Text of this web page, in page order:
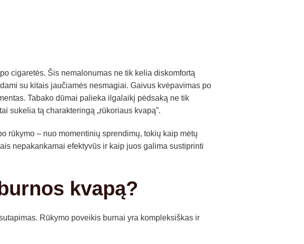
cigaretės. Šis nemalonumas ne tik kelia diskomfortą
su kitais jaučiamės nesmagiai. Gaivus kvėpavimas po
Tabako dūmai palieka ilgalaikį pėdsaką ne tik
sukelia tą charakteringą „rūkoriaus kvapą”.
rūkymo – nuo momentinių sprendimų, tokių kaip mėtų
nepakankamai efektyvūs ir kaip juos galima sustiprinti
kvapą?
Rūkymo poveikis burnai yra kompleksiškas ir